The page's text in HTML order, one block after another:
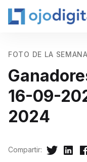
FOTO DE LA
16-09-
2024
Compartir: